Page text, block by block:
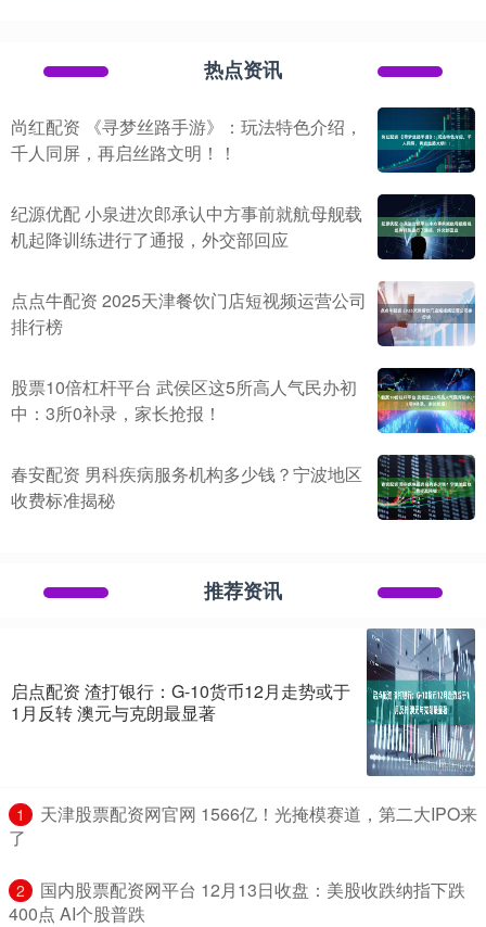
热点资讯
尚红配资 《寻梦丝路手游》：玩法特色介绍，
千人同屏，再启丝路文明！！
纪源优配 小泉进次郎承认中方事前就航母舰载
机起降训练进行了通报，外交部回应
点点牛配资 2025天津餐饮门店短视频运营公司
排行榜
股票10倍杠杆平台 武侯区这5所高人气民办初
中：3所0补录，家长抢报！
春安配资 男科疾病服务机构多少钱？宁波地区
收费标准揭秘
推荐资讯
启点配资 渣打银行：G-10货币12月走势或于
1月反转 澳元与克朗最显著
1
​天津股票配资网官网 1566亿！光掩模赛道，第二大IPO来
了
2
​国内股票配资网平台 12月13日收盘：美股收跌纳指下跌
400点 AI个股普跌